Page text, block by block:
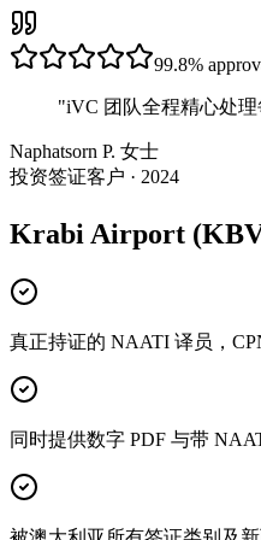
99.8%
"iVC 团队全程精心处理
Naphatsorn P. 女士
投资签证客户 · 2024
Krabi Airport
真正持证的 NAATI 译员，
同时提供数字 PDF 与带